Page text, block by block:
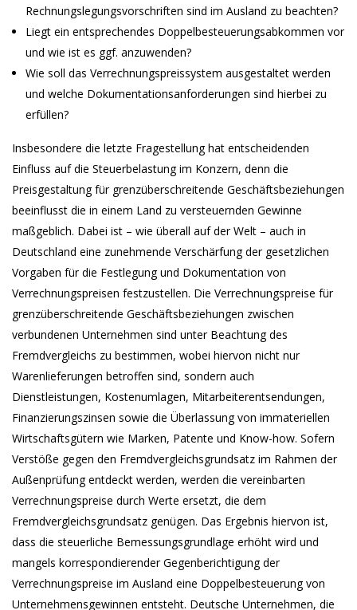
Rechnungslegungsvorschriften sind im Ausland zu beachten?
Liegt ein entsprechendes Doppelbesteuerungsabkommen vor
und wie ist es ggf. anzuwenden?
Wie soll das Verrechnungspreissystem ausgestaltet werden
und welche Dokumentationsanforderungen sind hierbei zu
erfüllen?
Insbesondere die letzte Fragestellung hat entscheidenden
Einfluss auf die Steuerbelastung im Konzern, denn die
Preisgestaltung für grenzüberschreitende Geschäftsbeziehungen
beeinflusst die in einem Land zu versteuernden Gewinne
maßgeblich. Dabei ist – wie überall auf der Welt – auch in
Deutschland eine zunehmende Verschärfung der gesetzlichen
Vorgaben für die Festlegung und Dokumentation von
Verrechnungspreisen festzustellen. Die Verrechnungspreise für
grenzüberschreitende Geschäftsbeziehungen zwischen
verbundenen Unternehmen sind unter Beachtung des
Fremdvergleichs zu bestimmen, wobei hiervon nicht nur
Warenlieferungen betroffen sind, sondern auch
Dienstleistungen, Kostenumlagen, Mitarbeiterentsendungen,
Finanzierungszinsen sowie die Überlassung von immateriellen
Wirtschaftsgütern wie Marken, Patente und Know-how. Sofern
Verstöße gegen den Fremdvergleichsgrundsatz im Rahmen der
Außenprüfung entdeckt werden, werden die vereinbarten
Verrechnungspreise durch Werte ersetzt, die dem
Fremdvergleichsgrundsatz genügen. Das Ergebnis hiervon ist,
dass die steuerliche Bemessungsgrundlage erhöht wird und
mangels korrespondierender Gegenberichtigung der
Verrechnungspreise im Ausland eine Doppelbesteuerung von
Unternehmensgewinnen entsteht. Deutsche Unternehmen, die